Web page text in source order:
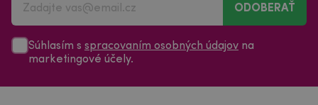
Súhlasím sspracovaním osobných údajovna
marketingové účely.